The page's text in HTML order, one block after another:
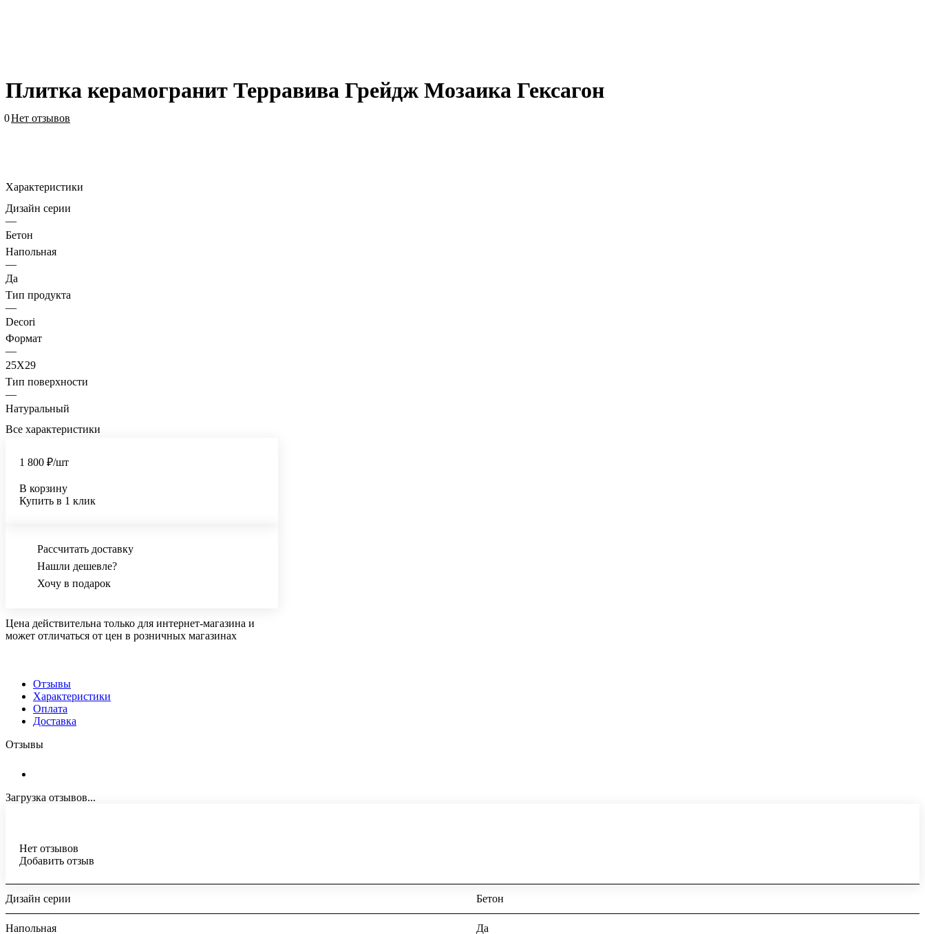
Плитка керамогранит Терравива Грейдж Мозаика Гексагон
0Нет отзывов
Характеристики
Дизайн серии
—
Бетон
Напольная
—
Да
Тип продукта
—
Decori
Формат
—
25X29
Тип поверхности
—
Натуральный
Все характеристики
1 800 ₽/шт
В корзину
Купить в 1 клик
Рассчитать доставку
Нашли дешевле?
Хочу в подарок
Цена действительна только для интернет-магазина и
может отличаться от цен в розничных магазинах
Отзывы
Характеристики
Оплата
Доставка
Отзывы
Загрузка отзывов...
Нет отзывов
Добавить отзыв
Дизайн серии Бетон
Напольная Да